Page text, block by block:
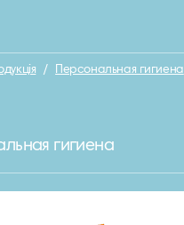
/ Персональная гигиена
гигиена